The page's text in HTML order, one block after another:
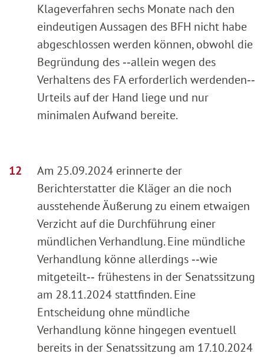
Klageverfahren sechs Monate nach den
eindeutigen Aussagen des BFH nicht habe
abgeschlossen werden können, obwohl die
Begründung des ‑‑allein wegen des
Verhaltens des FA erforderlich werdenden‑‑
Urteils auf der Hand liege und nur
minimalen Aufwand bereite.
Am 25.09.2024 erinnerte der
Berichterstatter die Kläger an die noch
ausstehende Äußerung zu einem etwaigen
Verzicht auf die Durchführung einer
mündlichen Verhandlung. Eine mündliche
Verhandlung könne allerdings ‑‑wie
mitgeteilt‑‑ frühestens in der Senatssitzung
am 28.11.2024 stattfinden. Eine
Entscheidung ohne mündliche
Verhandlung könne hingegen eventuell
bereits in der Senatssitzung am 17.10.2024